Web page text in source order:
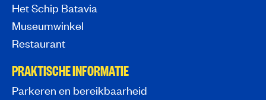
Het Schip Batavia
Museumwinkel
Restaurant
PRAKTISCHE INFORMATIE
Parkeren en bereikbaarheid